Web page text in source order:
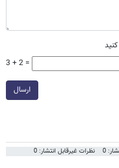
3 + 2 =
ارسال
0 نظرات غیرقابل انتشار: 0